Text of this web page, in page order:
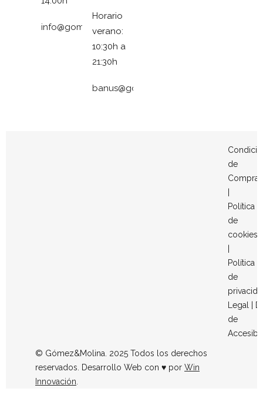
info@gomezymolina.com
Horario
verano:
10:30h a
21:30h
banus@gomezymolina.com
de
Compra
Política
de
cookies
Política
de
Legal
de
© Gómez&Molina. 2025 Todos los derechos
reservados. Desarrollo Web con ♥ por Win
Innovación